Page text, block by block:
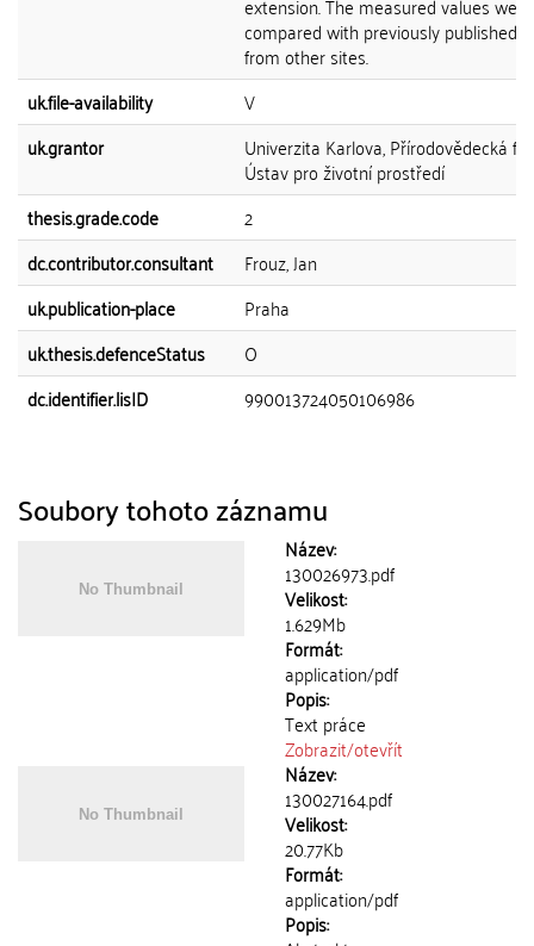
compared with previously published
from other sites.
uk.file-availability
V
uk.grantor
Univerzita Karlova, Přírodovědecká
Ústav pro životní prostředí
thesis.grade.code
2
dc.contributor.consultant
Frouz, Jan
uk.publication-place
Praha
uk.thesis.defenceStatus
O
dc.identifier.lisID
990013724050106986
Soubory tohoto záznamu
Název:
130026973.pdf
Velikost:
1.629Mb
Formát:
application/pdf
Popis:
Text práce
Zobrazit/otevřít
Název:
130027164.pdf
Velikost:
20.77Kb
Formát:
application/pdf
Popis: